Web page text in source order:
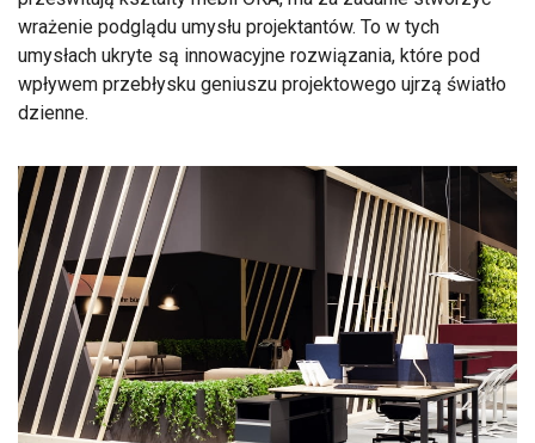
wrażenie podglądu umysłu projektantów. To w tych
umysłach ukryte są innowacyjne rozwiązania, które pod
wpływem przebłysku geniuszu projektowego ujrzą światło
dzienne.